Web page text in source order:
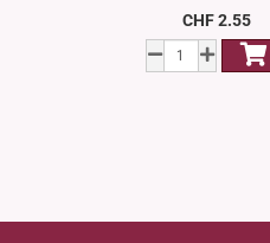
CHF 2.55